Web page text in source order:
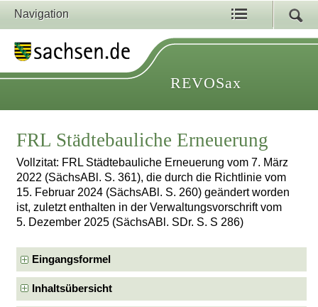
Navigation
REVOSax
FRL Städtebauliche Erneuerung
Vollzitat: FRL Städtebauliche Erneuerung vom 7. März
2022 (SächsABl. S. 361), die durch die Richtlinie vom
15. Februar 2024 (SächsABl. S. 260) geändert worden
ist, zuletzt enthalten in der Verwaltungsvorschrift vom
5. Dezember 2025 (SächsABl. SDr. S. S 286)
Eingangsformel
Inhaltsübersicht